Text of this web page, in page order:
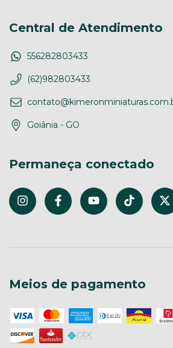
Central de Atendimento
556282803433
(62)982803433
Goiânia - GO
Permaneça conectado
Meios de pagamento